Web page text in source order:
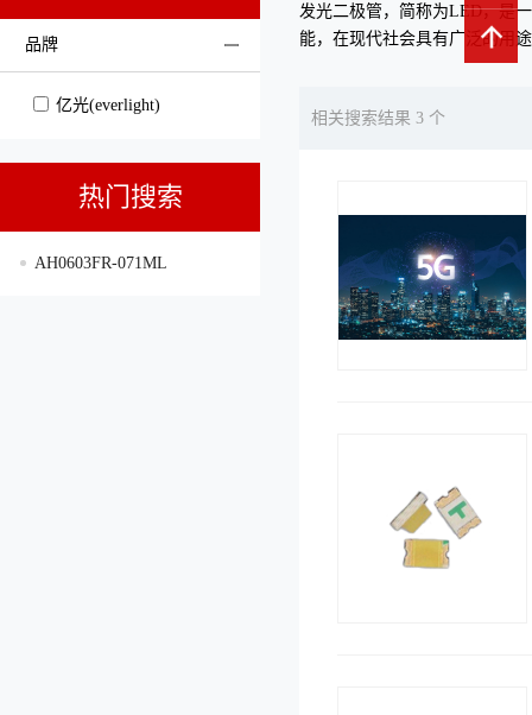
品牌
亿光(everlight)
热门搜索
AH0603FR-071ML
发光二极管，简称为LED，是
能，在现代社会具有广泛的用
相关搜索结果 3 个